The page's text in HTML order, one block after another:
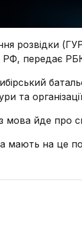
розвідки
передає
та
йде про
на це